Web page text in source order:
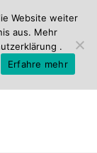
Website weiter
aus. Mehr
.
Erfahre mehr